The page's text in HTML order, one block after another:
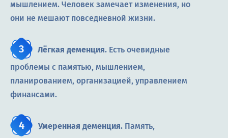
мышлением. Человек замечает изменения, но
они не мешают повседневной жизни.
Лёгкая деменция. Есть очевидные
проблемы с памятью, мышлением,
планированием, организацией, управлением
финансами.
Умеренная деменция. Память,